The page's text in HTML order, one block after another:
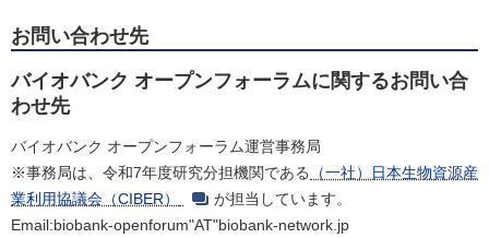
お問い合わせ先
バイオバンク オープンフォーラムに関するお問い合
わせ先
バイオバンク オープンフォーラム運営事務局
※事務局は、令和7年度研究分担機関である
（一社）日本生物資源産
業利用協議会（CIBER）
が担当しています。
Email:biobank-openforum"AT"biobank-network.jp